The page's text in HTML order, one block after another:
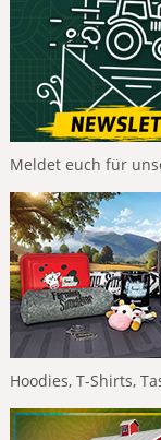
Meldet euch für
Hoodies, T-Shirts,